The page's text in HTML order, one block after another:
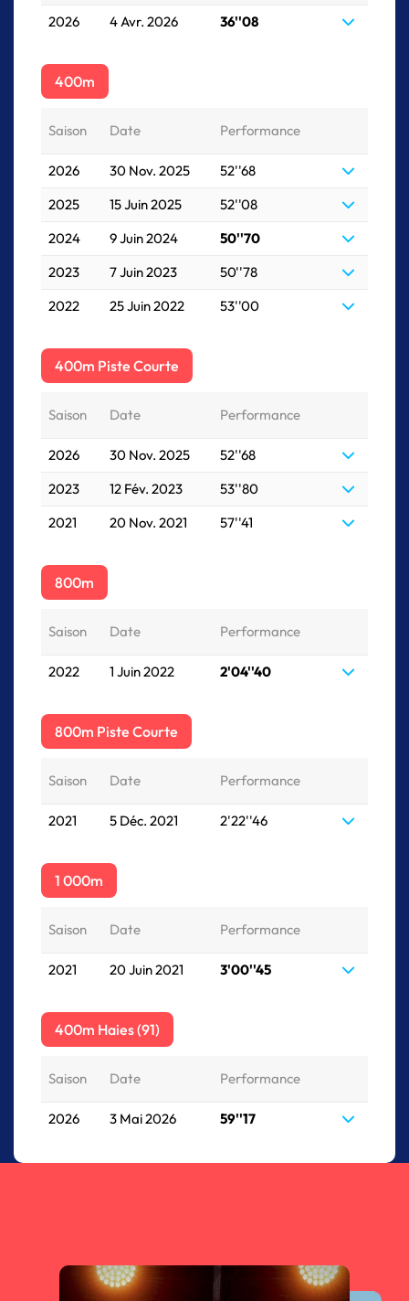
2026 4 Avr. 2026 36''08
400m
Saison Date Performance
2026 30 Nov. 2025
52''68
2025
15 Juin 2025
52''08
2024
9 Juin 2024
50''70
2023
7 Juin 2023
50''78
2022
25 Juin 2022 53''00
400m Piste Courte
Saison Date Performance
2026 30 Nov. 2025
52''68
2023
12 Fév. 2023
53''80
2021
20 Nov. 2021 57''41
800m
Saison Date Performance
2022 1 Juin 2022 2'04''40
800m Piste Courte
Saison Date Performance
2021 5 Déc. 2021 2'22''46
1 000m
Saison Date Performance
2021 20 Juin 2021 3'00''45
400m Haies (91)
Saison Date Performance
2026 3 Mai 2026 59''17